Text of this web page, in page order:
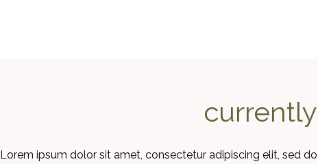
currently
Lorem ipsum dolor sit amet, consectetur adipiscing elit, sed do